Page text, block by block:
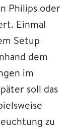
Philips oder
Einmal
Setup
dem
im
soll das
zu